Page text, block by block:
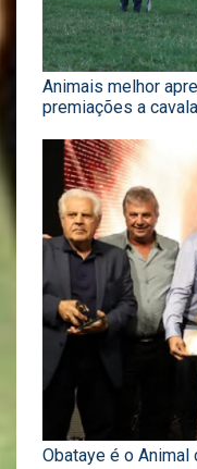
Animais melhor
premiações a
Obataye é o